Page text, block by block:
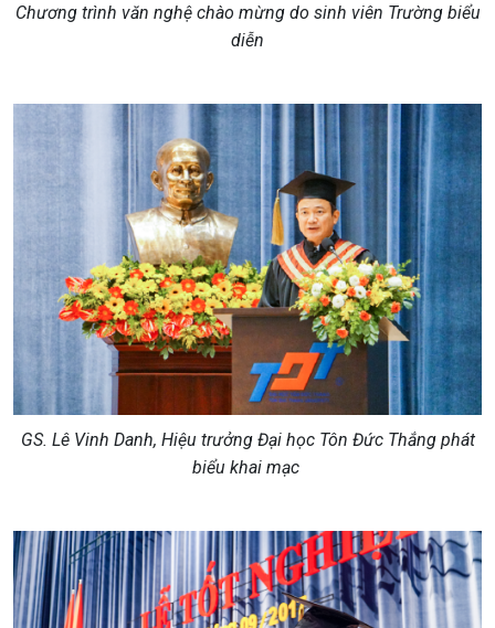
Chương trình văn nghệ chào mừng do sinh viên Trường biểu
diễn
GS. Lê Vinh Danh, Hiệu trưởng Đại học Tôn Đức Thắng phát
biểu khai mạc